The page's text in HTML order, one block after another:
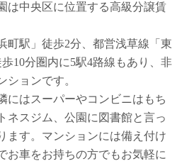
は中央区に位置する高級分譲賃
町駅」徒歩2分、都営浅草線「東
10分圏内に5駅4路線もあり、非
ションです。
にはスーパーやコンビニはもち
ネスジム、公園に図書館と言っ
ます。マンションには備え付け
お車をお持ちの方でもお気軽に